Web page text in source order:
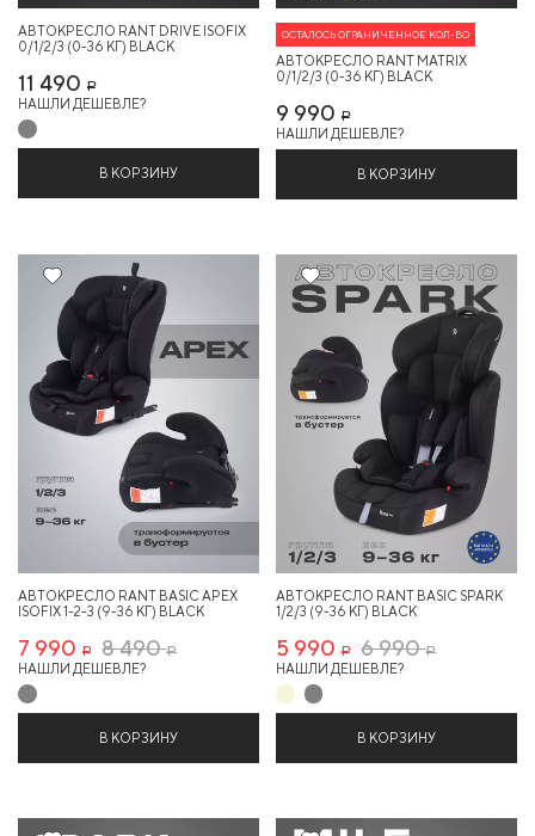
АВТОКРЕСЛО RANT DRIVE ISOFIX
0/1/2/3 (0-36 КГ) BLACK
11 490 Р
НАШЛИ ДЕШЕВЛЕ?
В КОРЗИНУ
ОСТАЛОСЬ ОГРАНИЧЕННОЕ КОЛ-ВО
АВТОКРЕСЛО RANT MATRIX
0/1/2/3 (0-36 КГ) BLACK
9 990 Р
НАШЛИ ДЕШЕВЛЕ?
В КОРЗИНУ
5%
АВТОКРЕСЛО RANT BASIC APEX
ISOFIX 1-2-3 (9-36 КГ) BLACK
7 990 Р 8 490Р
НАШЛИ ДЕШЕВЛЕ?
В КОРЗИНУ
14%
АВТОКРЕСЛО RANT BASIC SPARK
1/2/3 (9-36 КГ) BLACK
5 990 Р 6 990Р
НАШЛИ ДЕШЕВЛЕ?
В КОРЗИНУ